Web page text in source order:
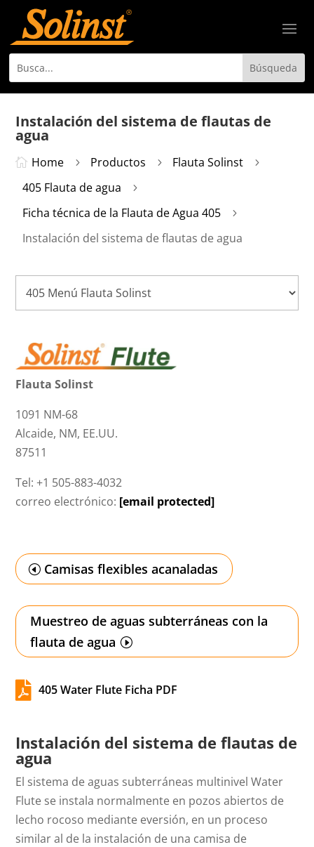
Instalación del sistema de flautas de
agua
 Home 5 Productos 5 Flauta Solinst 5
405 Flauta de agua 5
Ficha técnica de la Flauta de Agua 405 5
Instalación del sistema de flautas de agua
Flauta Solinst
1091 NM-68
Alcaide, NM, EE.UU.
87511
Tel: +1 505-883-4032
correo electrónico: [email protected]
Camisas flexibles acanaladas
Muestreo de aguas subterráneas con la
flauta de agua
 405 Water Flute Ficha PDF
Instalación del sistema de flautas de
agua
El sistema de aguas subterráneas multinivel Water
Flute se instala normalmente en pozos abiertos de
lecho rocoso mediante eversión, en un proceso
similar al de la instalación de una camisa de